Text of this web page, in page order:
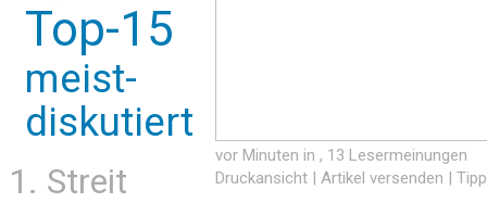
Top-15
meist-
diskutiert
Streit
vor Minuten in , 13 Lesermeinungen
Druckansicht | Artikel versenden |